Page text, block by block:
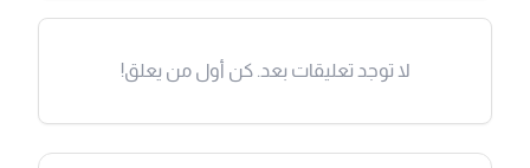
لا توجد تعليقات بعد. كن أول من يعلق!